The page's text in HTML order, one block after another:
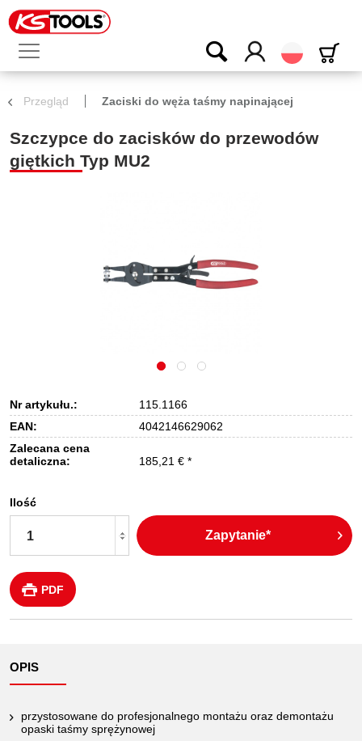
Polski
Przegląd Zaciski do węża taśmy napinającej
Szczypce do zacisków do przewodów
giętkich Typ MU2
Nr artykułu.:
115.1166
EAN:
4042146629062
Zalecana cena
detaliczna:
185,21 € *
Ilość
Zapytanie*
PDF
OPIS
przystosowane do profesjonalnego montażu oraz demontażu
opaski taśmy sprężynowej